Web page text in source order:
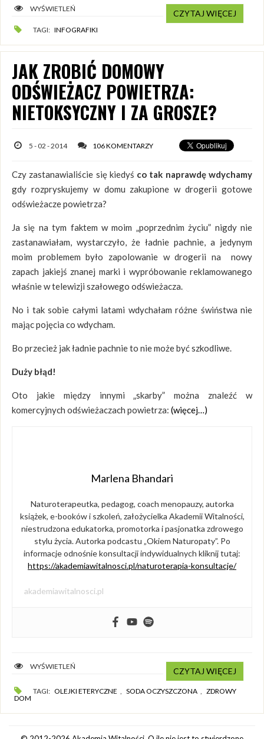
WYŚWIETLEŃ CZYTAJ WIĘCEJ
TAGI: INFOGRAFIKI
JAK ZROBIĆ DOMOWY
ODŚWIEŻACZ POWIETRZA:
NIETOKSYCZNY I ZA GROSZE?
5 - 02 - 2014 106 KOMENTARZY
Czy zastanawialiście się kiedyś co tak naprawdę wdychamy
gdy rozpryskujemy w domu zakupione w drogerii gotowe
odświeżacze powietrza?
Ja się na tym faktem w moim „poprzednim życiu” nigdy nie
zastanawiałam, wystarczyło, że ładnie pachnie, a jedynym
moim problemem było zapolowanie w drogerii na nowy
zapach jakiejś znanej marki i wypróbowanie reklamowanego
właśnie w telewizji szałowego odświeżacza.
No i tak sobie całymi latami wdychałam różne świństwa nie
mając pojęcia co wdycham.
Bo przecież jak ładnie pachnie to nie może być szkodliwe.
Duży błąd!
Oto jakie między innymi „skarby” można znaleźć w
komercyjnych odświeżaczach powietrza: (więcej…)
Marlena Bhandari
Naturoterapeutka, pedagog, coach menopauzy, autorka
książek, e-booków i szkoleń, założycielka Akademii Witalności,
niestrudzona edukatorka, promotorka i pasjonatka zdrowego
stylu życia. Autorka podcastu „Okiem Naturopaty”. Po
informacje odnośnie konsultacji indywidualnych kliknij tutaj:
https://akademiawitalnosci.pl/naturoterapia-konsultacje/
akademiawitalnosci.pl
WYŚWIETLEŃ CZYTAJ WIĘCEJ
TAGI: OLEJKI ETERYCZNE , SODA OCZYSZCZONA , ZDROWY
DOM